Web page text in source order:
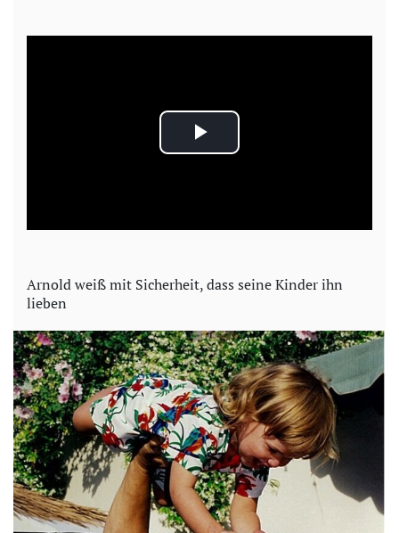
P
a
y
i
d
e
o
Arnold weiß mit Sicherheit, dass seine Kinder ihn
lieben